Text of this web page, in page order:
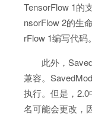
TensorFlow 1的
nsorFlow 2的生
rFlow 1编写代码
此外，
兼容。
执行。但是，
名可能会更改，